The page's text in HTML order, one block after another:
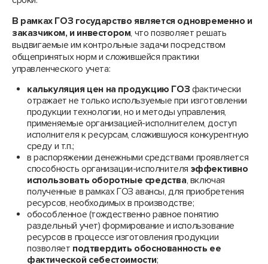
В рамках ГОЗ государство является одновременно и
заказчиком, и инвестором, что позволяет решать
выдвигаемые им контрольные задачи посредством
общепринятых норм и сложившейся практики
управленческого учета:
калькуляция цен на продукцию ГОЗ фактически
отражает не только используемые при изготовлении
продукции технологии, но и методы управления,
применяемые организацией-исполнителем, доступ
исполнителя к ресурсам, сложившуюся конкурентную
среду и т.п.;
в распоряжении денежными средствами проявляется
способность организации-исполнителя эффективно
использовать оборотные средства, включая
полученные в рамках ГОЗ авансы, для приобретения
ресурсов, необходимых в производстве;
обособленное (тождественно равное понятию
раздельный учет) формирование и использование
ресурсов в процессе изготовления продукции
позволяет подтвердить обоснованность ее
фактической себестоимости;